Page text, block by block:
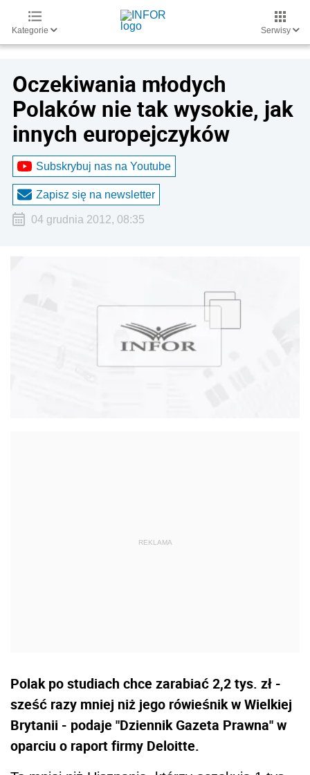
Kategorie Serwisy
Oczekiwania młodych
Polaków nie tak wysokie, jak
innych europejczyków
Subskrybuj nas na Youtube
Zapisz się na newsletter
04 grudnia 2012, 08:35
Polak po studiach chce zarabiać 2,2 tys. zł -
sześć razy mniej niż jego rówieśnik w Wielkiej
Brytanii - podaje "Dziennik Gazeta Prawna" w
oparciu o raport firmy Deloitte.